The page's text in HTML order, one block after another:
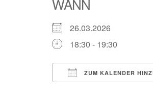
26.03.2026
18:30 - 19:30
ZUM KALENDER